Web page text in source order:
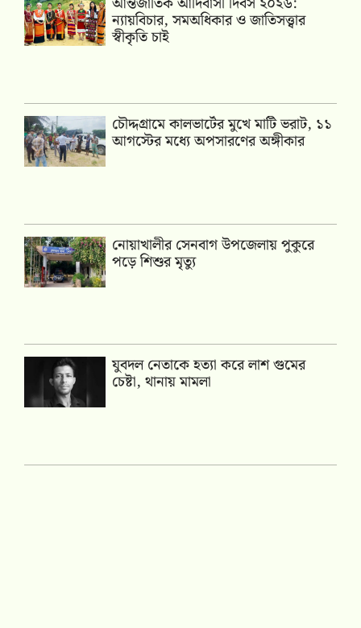
ন্যায়বিচার, সমঅধিকার ও জাতিসত্ত্বার
স্বীকৃতি চাই
চৌদ্দগ্রামে কালভার্টের মুখে মাটি ভরাট, ১১
আগস্টের মধ্যে অপসারণের অঙ্গীকার
নোয়াখালীর সেনবাগ উপজেলায় পুকুরে
পড়ে শিশুর মৃত্যু
যুবদল নেতাকে হত্যা করে লাশ গুমের
চেষ্টা, থানায় মামলা